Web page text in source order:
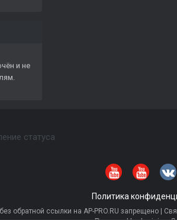
и не
статуса
Политика
обратной ссылки на AP-PRO.RU запрещено |